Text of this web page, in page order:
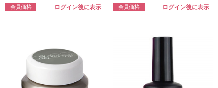
会員価格 ログイン後に表示 会員価格 ログイン後に表示